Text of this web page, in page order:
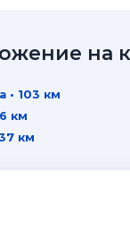
на
• 103 км
км
км